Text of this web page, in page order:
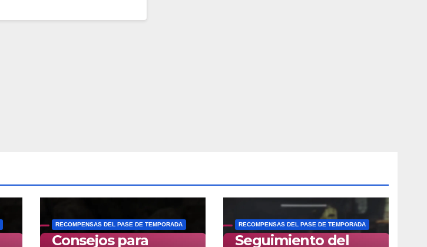
RECOMPENSAS DEL PASE DE TEMPORADA
Consejos para
RECOMPENSAS DEL PASE DE TEMPORADA
Seguimiento del